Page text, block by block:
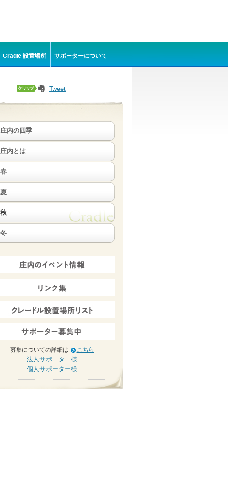
Cradle 設置場所 サポーターについて
Tweet
庄内の四季
庄内とは
春
夏
秋
冬
募集についての詳細は こちら
法人サポーター様
個人サポーター様